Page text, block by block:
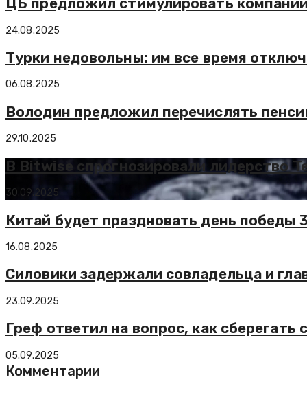
24.08.2025
Турки недовольны: им все время
06.08.2025
Володин предложил перечислять
29.10.2025
В Bitwise спрогнозировали лидерство
30.09.2025
Китай будет праздновать день победы
16.08.2025
Силовики задержали совладельца и
23.09.2025
Греф ответил на вопрос, как сберегать
05.09.2025
Комментарии